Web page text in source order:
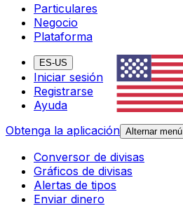
Particulares
Negocio
Plataforma
ES-US
Iniciar sesión
Registrarse
Ayuda
Obtenga la aplicación Alternar menú
Conversor de divisas
Gráficos de divisas
Alertas de tipos
Enviar dinero